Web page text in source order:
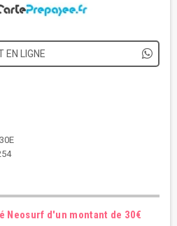
EN LIGNE
Neosurf d'un montant de 30€